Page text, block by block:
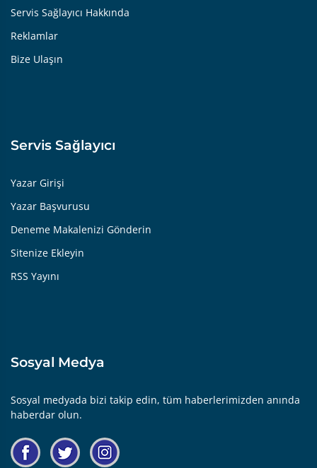
Servis Sağlayıcı Hakkında
Reklamlar
Bize Ulaşın
Servis Sağlayıcı
Yazar Girişi
Yazar Başvurusu
Deneme Makalenizi Gönderin
Sitenize Ekleyin
RSS Yayını
Sosyal Medya
Sosyal medyada bizi takip edin, tüm haberlerimizden anında
haberdar olun.